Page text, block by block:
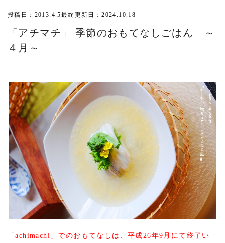
投稿日：2013.4.5最終更新日：2024.10.18
「アチマチ」 季節のおもてなしごはん ～
４月～
「achimachi」でのおもてなしは、平成26年9月にて終了い